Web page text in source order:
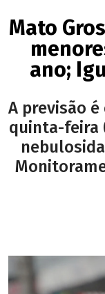
Mato
ano;
A previsão
quinta-feira